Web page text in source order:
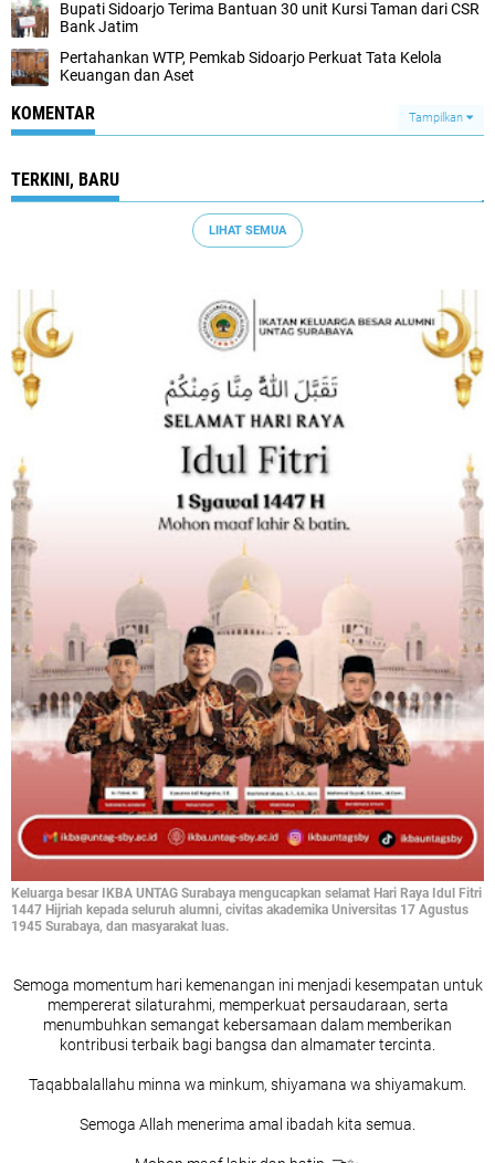
Bupati Sidoarjo Terima Bantuan 30 unit Kursi Taman dari CSR
Bank Jatim
Pertahankan WTP, Pemkab Sidoarjo Perkuat Tata Kelola
Keuangan dan Aset
KOMENTAR Tampilkan
TERKINI, BARU
LIHAT SEMUA
Keluarga besar IKBA UNTAG Surabaya mengucapkan selamat Hari Raya Idul Fitri
1447 Hijriah kepada seluruh alumni, civitas akademika Universitas 17 Agustus
1945 Surabaya, dan masyarakat luas.
Semoga momentum hari kemenangan ini menjadi kesempatan untuk
mempererat silaturahmi, memperkuat persaudaraan, serta
menumbuhkan semangat kebersamaan dalam memberikan
kontribusi terbaik bagi bangsa dan almamater tercinta.
Taqabbalallahu minna wa minkum, shiyamana wa shiyamakum.
Semoga Allah menerima amal ibadah kita semua.